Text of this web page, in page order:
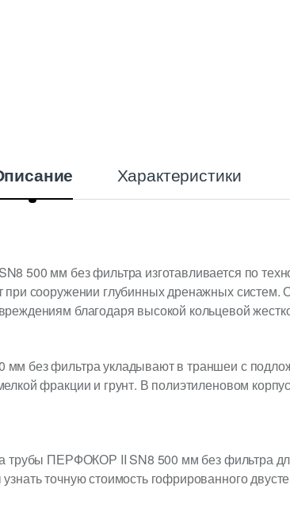
Характеристики
500 мм без фильтра изготавливается по
сооружении глубинных дренажных систем.
благодаря высокой кольцевой
без фильтра укладывают в траншеи с
фракции и грунт. В полиэтиленовом
трубы ПЕРФОКОР II SN8 500 мм без фильтра
точную стоимость гофрированного